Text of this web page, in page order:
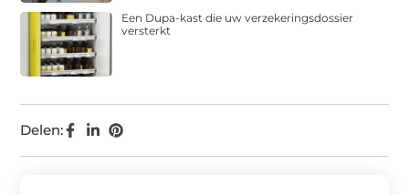
Delen:
Een Dupa-kast die uw verzekeringsdossier
versterkt